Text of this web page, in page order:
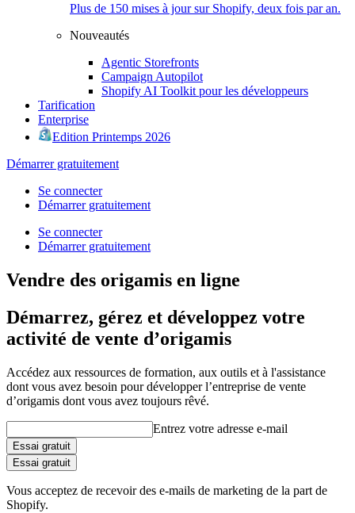
Plus de 150 mises à jour sur Shopify, deux fois par an.
Nouveautés
Agentic Storefronts
Campaign Autopilot
Shopify AI Toolkit pour les développeurs
Tarification
Enterprise
Edition Printemps 2026
Démarrer gratuitement
Se connecter
Démarrer gratuitement
Se connecter
Démarrer gratuitement
Vendre des origamis en ligne
Démarrez, gérez et développez votre
activité de vente d’origamis
Accédez aux ressources de formation, aux outils et à l'assistance
dont vous avez besoin pour développer l’entreprise de vente
d’origamis dont vous avez toujours rêvé.
Entrez votre adresse e-mail
Essai gratuit
Essai gratuit
Vous acceptez de recevoir des e-mails de marketing de la part de
Shopify.